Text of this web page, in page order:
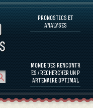
PRONOSTICS ET
ANALYSES
MONDE DES RENCONTR
ES / RECHERCHER UN P
ARTENAIRE OPTIMAL
PERSONNE
CÉLÈBRES
PARTENAIRES